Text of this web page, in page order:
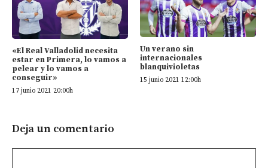
«El Real Valladolid necesita
estar en Primera, lo vamos a
pelear y lo vamos a
conseguir»
17 junio 2021 20:00h
Un verano sin
internacionales
blanquivioletas
15 junio 2021 12:00h
Deja un comentario